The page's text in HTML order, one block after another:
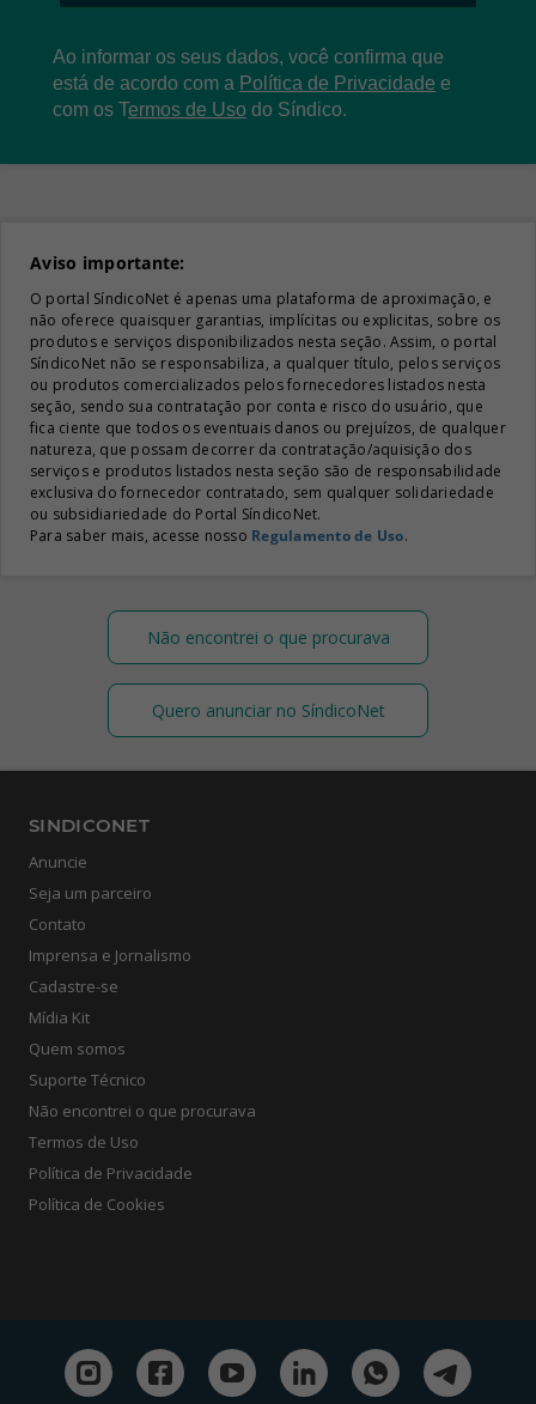
Ao informar os seus dados, você confirma que
está de acordo com a Política de Privacidade e
com os Termos de Uso do Síndico.
Aviso importante:
O portal SíndicoNet é apenas uma plataforma de aproximação, e
não oferece quaisquer garantias, implícitas ou explicitas, sobre os
produtos e serviços disponibilizados nesta seção. Assim, o portal
SíndicoNet não se responsabiliza, a qualquer título, pelos serviços
ou produtos comercializados pelos fornecedores listados nesta
seção, sendo sua contratação por conta e risco do usuário, que
fica ciente que todos os eventuais danos ou prejuízos, de qualquer
natureza, que possam decorrer da contratação/aquisição dos
serviços e produtos listados nesta seção são de responsabilidade
exclusiva do fornecedor contratado, sem qualquer solidariedade
ou subsidiariedade do Portal SíndicoNet.
Para saber mais, acesse nosso Regulamento de Uso.
Não encontrei o que procurava
Quero anunciar no SíndicoNet
SINDICONET
Anuncie
Seja um parceiro
Contato
Imprensa e Jornalismo
Cadastre-se
Mídia Kit
Quem somos
Suporte Técnico
Não encontrei o que procurava
Termos de Uso
Política de Privacidade
Política de Cookies